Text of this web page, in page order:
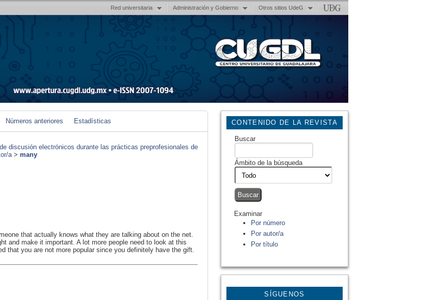
Red universitaria Administración y Gobierno Otros sitios UdeG
CONTENIDO DE LA REVISTA
Buscar
Ámbito de la búsqueda
Examinar
Por número
Por autor/a
Por título
SÍGUENOS
Números anteriores Estadísticas
discusión electrónicos durante las prácticas preprofesionales de
a> many
that actually knows what they are talking about on the net.
and make it important. A lot more people need to look at this
that you are not more popular since you definitely have the gift.